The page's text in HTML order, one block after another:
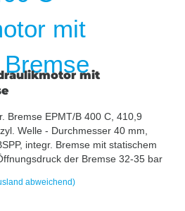
mit
Bremse EPMT/B 400 C, 410,9
Welle - Durchmesser 40 mm,
integr. Bremse mit statischem
der Bremse 32-35 bar
abweichend)